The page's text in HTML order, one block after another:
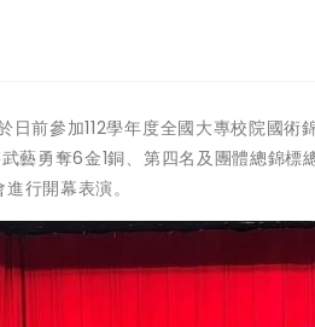
前參加112學年度全國大專校院國術
藝勇奪6金1銅、第四名及團體總錦標
行開幕表演。